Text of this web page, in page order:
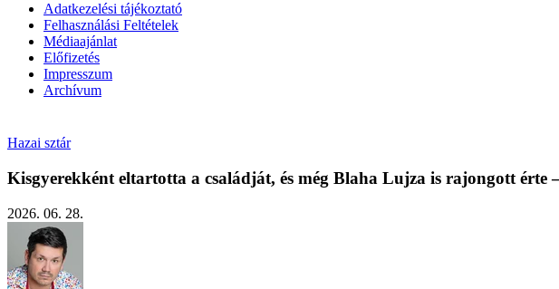
Adatkezelési tájékoztató
Felhasználási Feltételek
Médiaajánlat
Előfizetés
Impresszum
Archívum
Hazai sztár
Kisgyerekként eltartotta a családját, és még Blaha Lujza is rajongott érte
2026. 06. 28.